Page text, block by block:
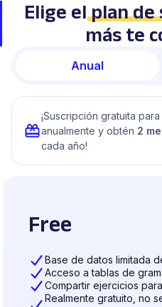
Elige elplan de
más te
Anual
¡Suscripción gratuita
anualmente y obtén 2
cada año!
Free
Base de datos limitada
Acceso a tablas de
Compartir ejercicios
Realmente gratuito, no